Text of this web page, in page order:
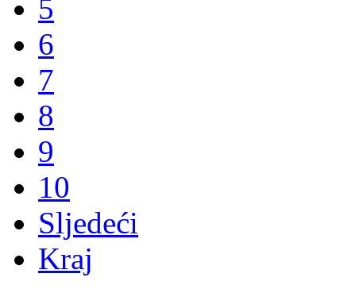
5
6
7
8
9
10
Sljedeći
Kraj